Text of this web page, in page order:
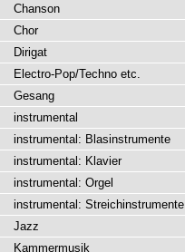
Chanson
Chor
Dirigat
Electro-Pop/Techno etc.
Gesang
instrumental
instrumental: Blasinstrumente
instrumental: Klavier
instrumental: Orgel
instrumental: Streichinstrumente
Jazz
Kammermusik